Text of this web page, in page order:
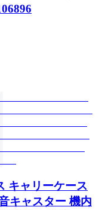
キャリーケース
キャスター 機内